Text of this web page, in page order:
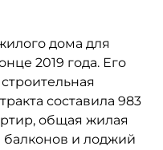
дома для
2019 года. Его
составила 983
общая жилая
балконов и лоджий